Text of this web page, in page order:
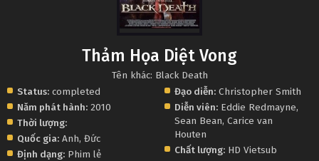
Thảm Họa Diệt Vong
Tên khác: Black Death
Status: completed
Năm phát hành: 2010
Thời lượng:
Quốc gia: Anh, Đức
Định dạng: Phim lẻ
Đạo diễn: Christopher Smith
Diễn viên: Eddie Redmayne,
Sean Bean,Carice van
Houten
Chất lượng: HD Vietsub